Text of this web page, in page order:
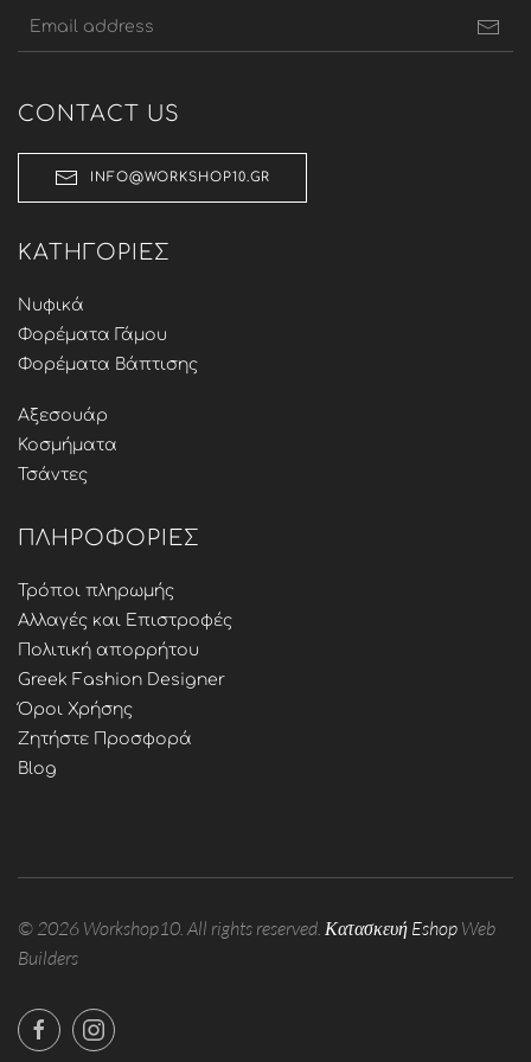
CONTACT US
INFO@WORKSHOP10.GR
ΚΑΤΗΓΟΡΊΕΣ
Νυφικά
Φορέματα Γάμου
Φορέματα Βάπτισης
Αξεσουάρ
Κοσμήματα
Τσάντες
ΠΛΗΡΟΦΟΡΊΕΣ
Τρόποι πληρωμής
Αλλαγές και Επιστροφές
Πολιτική απορρήτου
Greek Fashion Designer
Όροι Χρήσης
Ζητήστε Προσφορά
Blog
© 2026 Workshop10. All rights reserved. Κατασκευή Eshop Web
Builders